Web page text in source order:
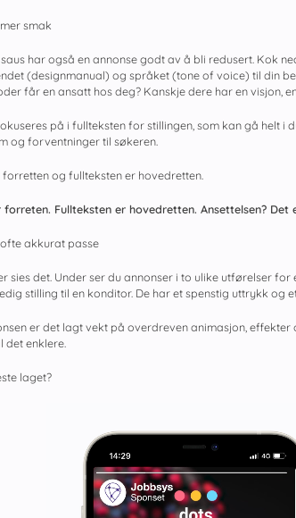
smak
har også en annonse godt av å bli redusert. Kok
(designmanual) og språket (tone of voice) til din
får en ansatt hos deg? Kanskje dere har en visjon,
på i fullteksten for stillingen, som kan gå helt
og forventninger til søkeren.
forretten og fullteksten er hovedretten.
forreten. Fullteksten er hovedretten. Ansettelsen? Det
akkurat passe
sies det. Under ser du annonser i to ulike utførelser
stilling til en konditor. De har et spenstig uttrykk og
er det lagt vekt på overdreven animasjon,
det enklere.
laget?